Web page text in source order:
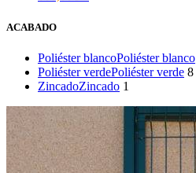
ACABADO
Poliéster blancoPoliéster blanco
Poliéster verdePoliéster verde 8
ZincadoZincado 1